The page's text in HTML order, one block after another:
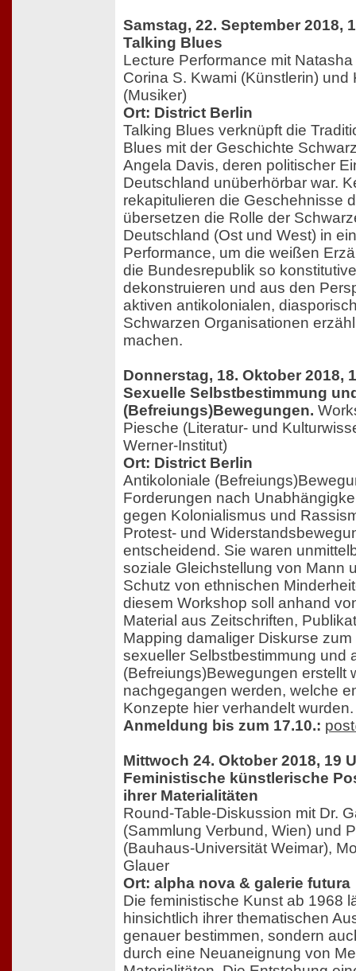
Samstag, 22. September 2018,
Talking Blues
Lecture Performance mit
Corina S. Kwami (Künstlerin) und
(Musiker)
Ort: District Berlin
Talking Blues verknüpft die
Blues mit der Geschichte
Angela Davis, deren politischer
Deutschland unüberhörbar war.
rekapitulieren die Geschehnisse
übersetzen die Rolle der
Deutschland (Ost und West) in
Performance, um die weißen
die Bundesrepublik so
dekonstruieren und aus den
aktiven antikolonialen,
Schwarzen Organisationen
machen.
Donnerstag, 18. Oktober 2018,
Sexuelle Selbstbestimmung
(Befreiungs)Bewegungen.
Piesche (Literatur- und
Werner-Institut)
Ort: District Berlin
Antikoloniale
Forderungen nach
gegen Kolonialismus und
Protest- und
entscheidend. Sie waren
soziale Gleichstellung von Mann
Schutz von ethnischen
diesem Workshop soll anhand
Material aus Zeitschriften,
Mapping damaliger Diskurse
sexueller Selbstbestimmung und
(Befreiungs)Bewegungen erstellt
nachgegangen werden, welche
Konzepte hier verhandelt wurden.
Anmeldung bis zum 17.10.:
Mittwoch 24. Oktober 2018, 19
Feministische künstlerische
ihrer Materialitäten
Round-Table-Diskussion mit Dr.
(Sammlung Verbund, Wien) und
(Bauhaus-Universität Weimar),
Glauer
Ort: alpha nova & galerie futura
Die feministische Kunst ab 1968
hinsichtlich ihrer thematischen
genauer bestimmen, sondern
durch eine Neuaneignung von